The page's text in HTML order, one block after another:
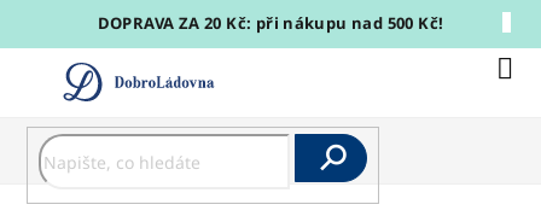
obsah
DOPRAVA ZA 20 Kč: při nákupu nad 500 Kč!
Hledat